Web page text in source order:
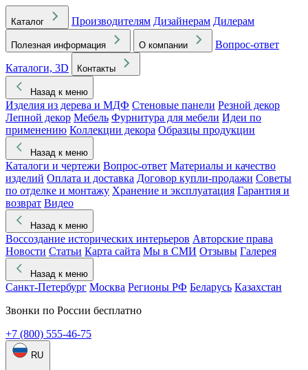
Каталог Производителям Дизайнерам Дилерам
Полезная информация О компании
Вопрос-ответ
Каталоги, 3D
Контакты
Назад к меню
Изделия из дерева и МДФ Стеновые панели Резной декор
Лепной декор Мебель Фурнитура для мебели Идеи по
применению Коллекции декора Образцы продукции
Назад к меню
Каталоги и чертежи Вопрос-ответ Материалы и качество
изделий Оплата и доставка Договор купли-продажи Советы
по отделке и монтажу Хранение и эксплуатация Гарантия и
возврат Видео
Назад к меню
Воссоздание исторических интерьеров Авторские права
Новости Статьи Карта сайта Мы в СМИ Отзывы Галерея
Назад к меню
Санкт-Петербург Москва Регионы РФ Беларусь Казахстан
Звонки по России бесплатно
+7 (800) 555-46-75
RU